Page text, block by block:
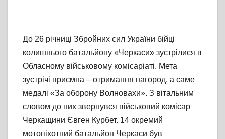
До 26 річниці Збройних сил України бійці
колишнього батальйону «Черкаси» зустрілися в
Обласному військовому комісаріаті. Мета
зустрічі приємна – отримання нагород, а саме
медалі «За оборону Волновахи». З вітальним
словом до них звернувся військовий комісар
Черкащини Євген Курбет. 14 окремий
мотопіхотний батальйон Черкаси був